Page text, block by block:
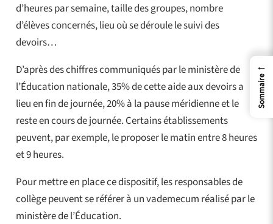
d’heures par semaine, taille des groupes, nombre
d’élèves concernés, lieu où se déroule le suivi des
devoirs…
D’après des chiffres communiqués par le ministère de
l’Éducation nationale, 35% de cette aide aux devoirs a
lieu en fin de journée, 20% à la pause méridienne et le
reste en cours de journée. Certains établissements
peuvent, par exemple, le proposer le matin entre 8 heures
et 9 heures.
Pour mettre en place ce dispositif, les responsables de
collège peuvent se référer à un vademecum réalisé par le
ministère de l’Éducation.
←
Sommaire